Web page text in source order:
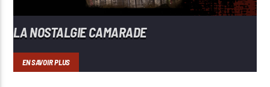
LA NOSTALGIE CAMARADE
EN SAVOIR PLUS